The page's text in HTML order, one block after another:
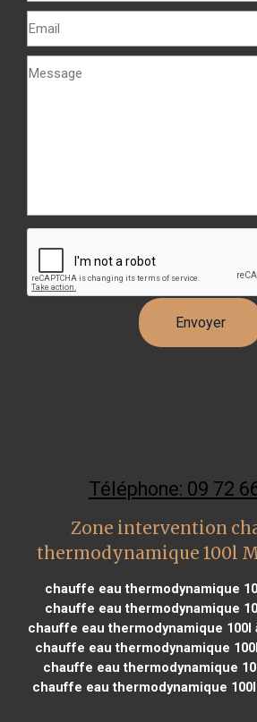
Téléphone: 09 72
Zone intervention
thermodynamique 100l
chauffe eau thermodynamique
chauffe eau thermodynamique
chauffe eau thermodynamique 100l
chauffe eau thermodynamique
chauffe eau thermodynamique
chauffe eau thermodynamique